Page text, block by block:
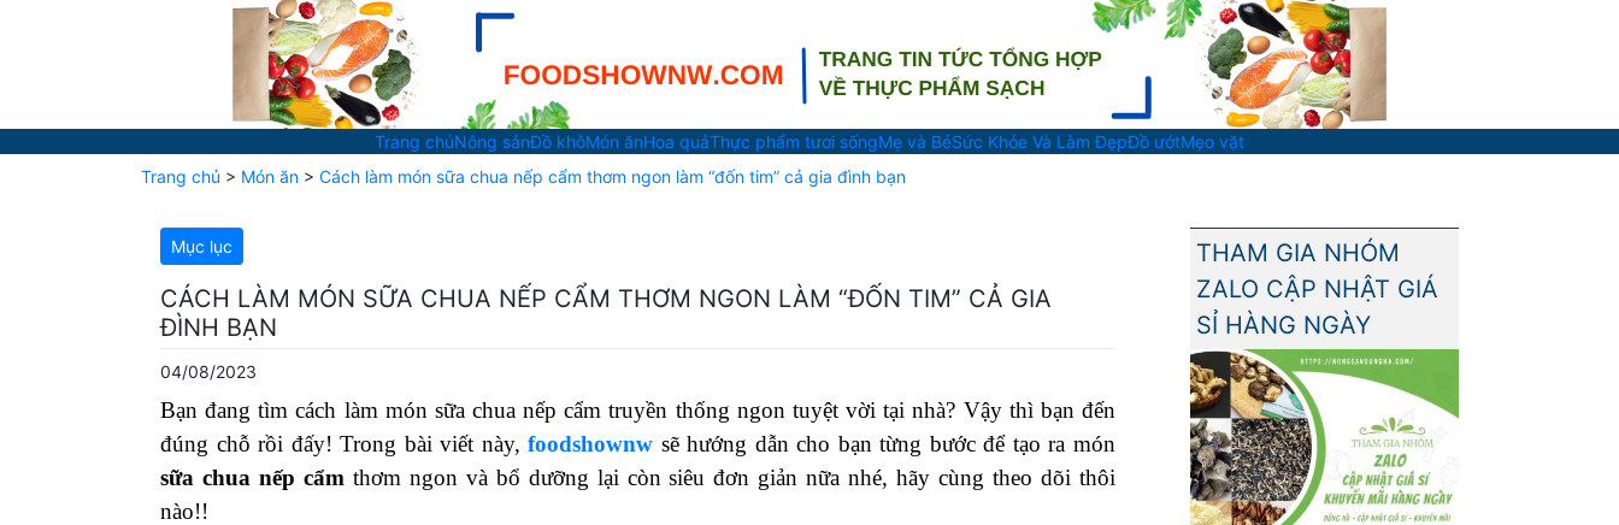
Trang chủNông sảnĐồ khôMón ănHoa quảThực phẩm tươi sốngMẹ và BéSức Khỏe Và Làm ĐẹpĐồ ướtMẹo vặt
Trang chủ > Món ăn > Cách làm món sữa chua nếp cẩm thơm ngon làm “đốn tim” cả gia đình bạn
Mục lục
CÁCH LÀM MÓN SỮA CHUA NẾP CẨM THƠM NGON LÀM “ĐỐN TIM” CẢ GIA
ĐÌNH BẠN
04/08/2023
Bạn đang tìm cách làm món sữa chua nếp cẩm truyền thống ngon tuyệt vời tại nhà? Vậy thì bạn đến
đúng chỗ rồi đấy! Trong bài viết này,foodshownw sẽ hướng dẫn cho bạn từng bước để tạo ra món
sữa chua nếp cẩm thơm ngon và bổ dưỡng lại còn siêu đơn giản nữa nhé, hãy cùng theo dõi thôi
nào!!
THAM GIA NHÓM
ZALO CẬP NHẬT GIÁ
SỈ HÀNG NGÀY